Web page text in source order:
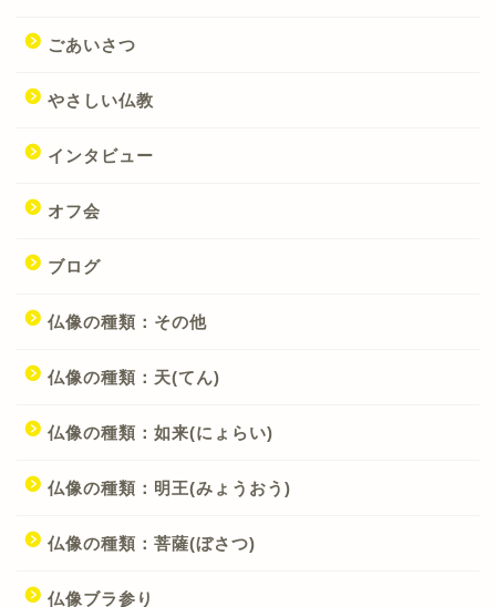
ごあいさつ
やさしい仏教
インタビュー
オフ会
ブログ
仏像の種類：その他
仏像の種類：天(てん)
仏像の種類：如来(にょらい)
仏像の種類：明王(みょうおう)
仏像の種類：菩薩(ぼさつ)
仏像ブラ参り